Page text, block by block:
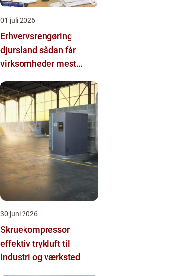
01 juli 2026
Erhvervsrengøring
djursland sådan får
virksomheder mest
30 juni 2026
Skruekompressor
effektiv trykluft til
industri og værksted